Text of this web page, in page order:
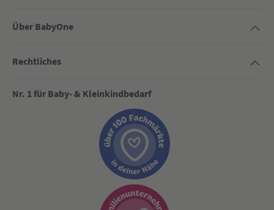
Über BabyOne
Rechtliches
Nr. 1 für Baby- & Kleinkindbedarf